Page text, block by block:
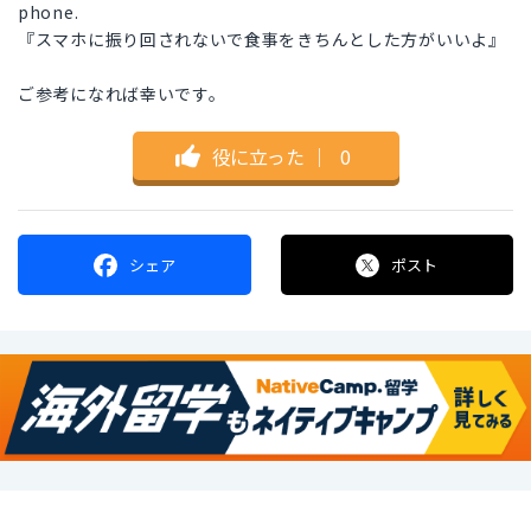
phone.
『スマホに振り回されないで食事をきちんとした方がいいよ』
ご参考になれば幸いです。
役に立った ｜ 0
シェア ポスト